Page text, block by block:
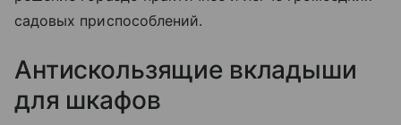
садовых приспособлений.
Антискользящие вкладыши
для шкафов